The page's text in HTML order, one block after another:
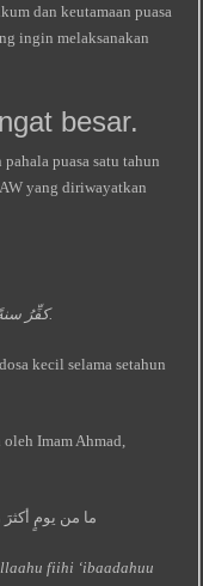
dan keutamaan puasa
ingin melaksanakan
besar.
pahala puasa satu tahun
yang diriwayatkan
Shaumu ‘Arafah yuk کفِّرُ سنةً ماضيةً وسنةً قادمةً.
kecil selama setahun
Imam Ahmad,
ما من يومٍ
fiihi ‘ibааdahuu